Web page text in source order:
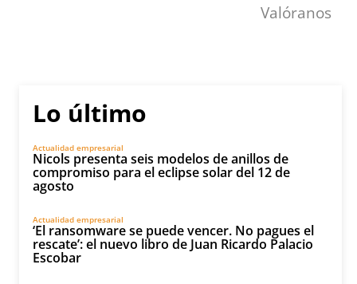
Valóranos
Lo último
Actualidad empresarial
Nicols presenta seis modelos de anillos de
compromiso para el eclipse solar del 12 de
agosto
Actualidad empresarial
‘El ransomware se puede vencer. No pagues el
rescate’: el nuevo libro de Juan Ricardo Palacio
Escobar